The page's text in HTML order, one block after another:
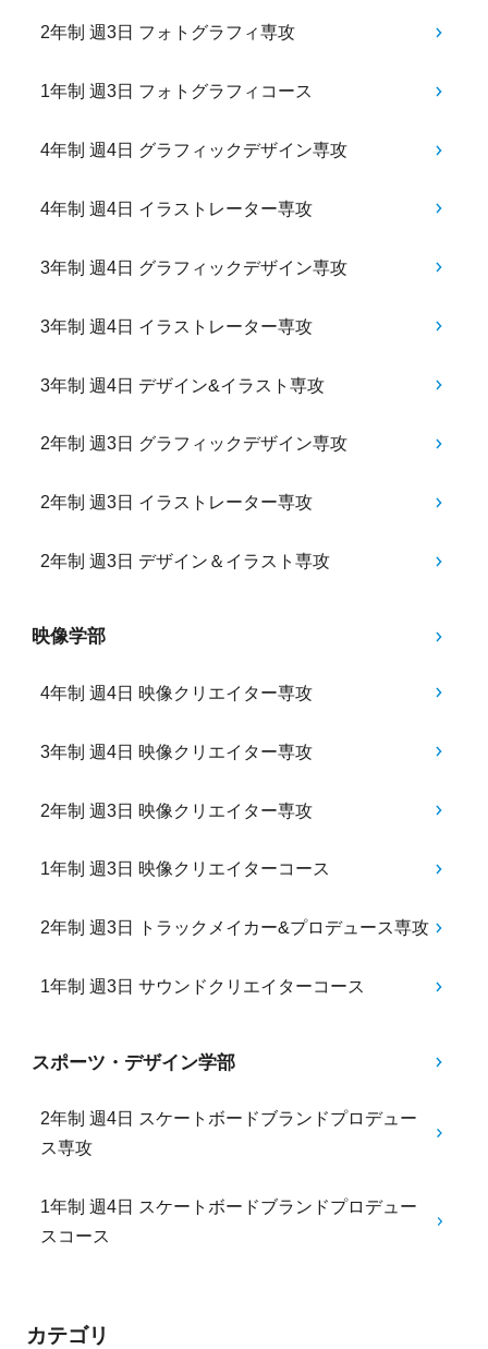
2年制 週3日 フォトグラフィ専攻
1年制 週3日 フォトグラフィコース
4年制 週4日 グラフィックデザイン専攻
4年制 週4日 イラストレーター専攻
3年制 週4日 グラフィックデザイン専攻
3年制 週4日 イラストレーター専攻
3年制 週4日 デザイン&イラスト専攻
2年制 週3日 グラフィックデザイン専攻
2年制 週3日 イラストレーター専攻
2年制 週3日 デザイン＆イラスト専攻
映像学部
4年制 週4日 映像クリエイター専攻
3年制 週4日 映像クリエイター専攻
2年制 週3日 映像クリエイター専攻
1年制 週3日 映像クリエイターコース
2年制 週3日 トラックメイカー&プロデュース専攻
1年制 週3日 サウンドクリエイターコース
スポーツ・デザイン学部
2年制 週4日 スケートボードブランドプロデュー
ス専攻
1年制 週4日 スケートボードブランドプロデュー
スコース
カテゴリ